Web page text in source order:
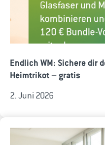
Endlich WM: Sichere dir
Heimtrikot – gratis
2. Juni 2026